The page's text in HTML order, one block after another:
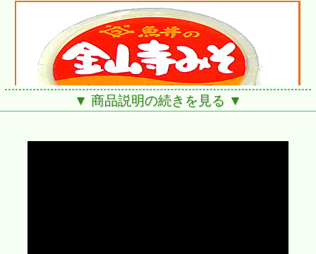
▼ 商品説明の続きを見る ▼